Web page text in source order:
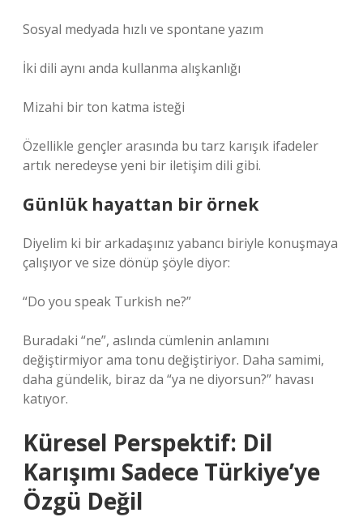
Sosyal medyada hızlı ve spontane yazım
İki dili aynı anda kullanma alışkanlığı
Mizahi bir ton katma isteği
Özellikle gençler arasında bu tarz karışık ifadeler
artık neredeyse yeni bir iletişim dili gibi.
Günlük hayattan bir örnek
Diyelim ki bir arkadaşınız yabancı biriyle konuşmaya
çalışıyor ve size dönüp şöyle diyor:
“Do you speak Turkish ne?”
Buradaki “ne”, aslında cümlenin anlamını
değiştirmiyor ama tonu değiştiriyor. Daha samimi,
daha gündelik, biraz da “ya ne diyorsun?” havası
katıyor.
Küresel Perspektif: Dil
Karışımı Sadece Türkiye’ye
Özgü Değil